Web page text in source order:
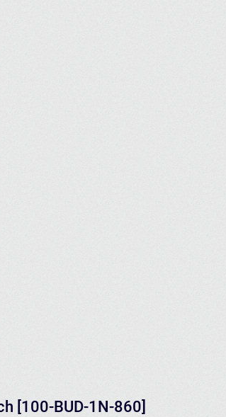
[100-BUD-1N-860]